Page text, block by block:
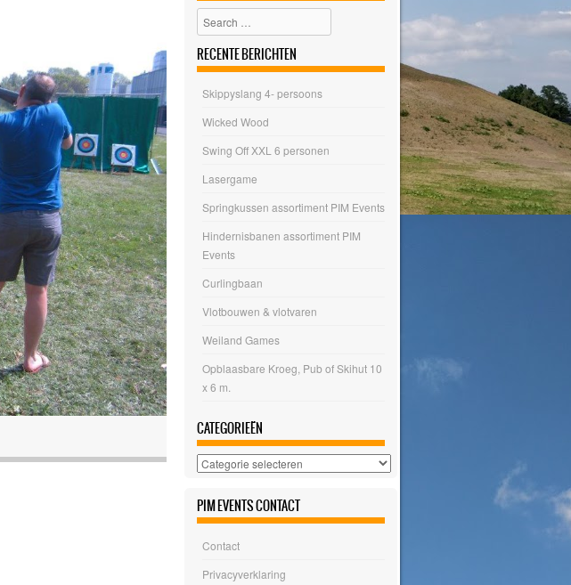
Search
RECENTE BERICHTEN
Skippyslang 4- persoons
Wicked Wood
Swing Off XXL 6 personen
Lasergame
Springkussen assortiment PIM Events
Hindernisbanen assortiment PIM
Events
Curlingbaan
Vlotbouwen & vlotvaren
Weiland Games
Opblaasbare Kroeg, Pub of Skihut 10
x 6 m.
CATEGORIEËN
Categorieën
PIM EVENTS CONTACT
Contact
Privacyverklaring